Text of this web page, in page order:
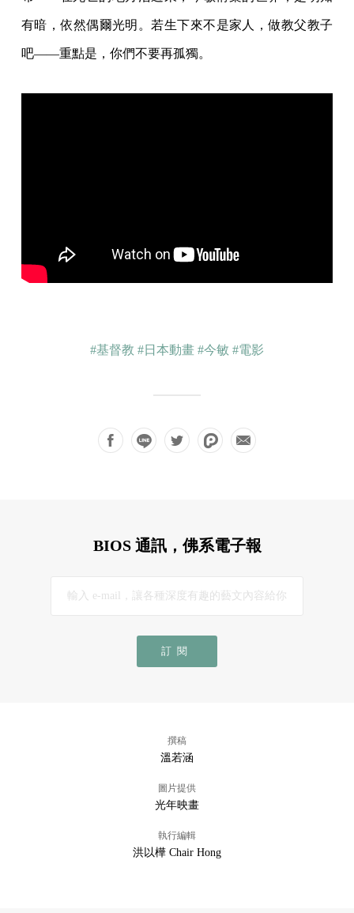
有暗，依然偶爾光明。若生下來不是家人，做教父教子
吧——重點是，你們不要再孤獨。
#基督教 #日本動畫 #今敏 #電影
BIOS 通訊，佛系電子報
訂閱
撰稿
溫若涵
圖片提供
光年映畫
執行編輯
洪以樺 Chair Hong